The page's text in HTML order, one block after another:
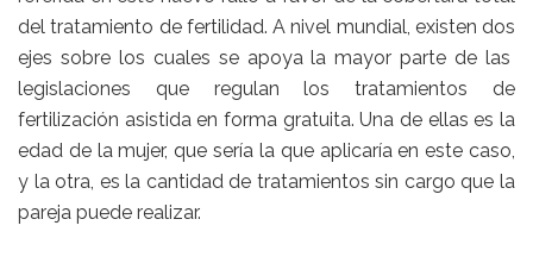
del tratamiento de fertilidad. A nivel mundial, existen dos
ejes sobre los cuales se apoya la mayor parte de las
legislaciones que regulan los tratamientos de
fertilización asistida en forma gratuita. Una de ellas es la
edad de la mujer, que sería la que aplicaría en este caso,
y la otra, es la cantidad de tratamientos sin cargo que la
pareja puede realizar.